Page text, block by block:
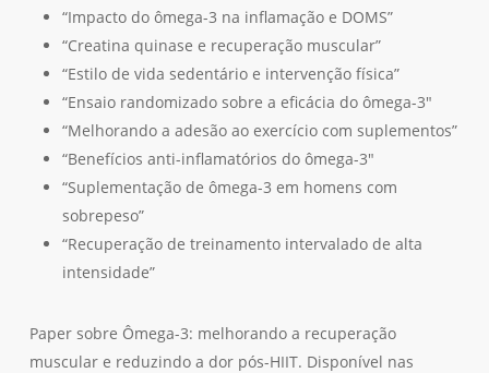
“Impacto do ômega-3 na inflamação e DOMS”
“Creatina quinase e recuperação muscular”
“Estilo de vida sedentário e intervenção física”
“Ensaio randomizado sobre a eficácia do ômega-3″
“Melhorando a adesão ao exercício com suplementos”
“Benefícios anti-inflamatórios do ômega-3″
“Suplementação de ômega-3 em homens com
sobrepeso”
“Recuperação de treinamento intervalado de alta
intensidade”
Paper sobre Ômega-3: melhorando a recuperação
muscular e reduzindo a dor pós-HIIT. Disponível nas